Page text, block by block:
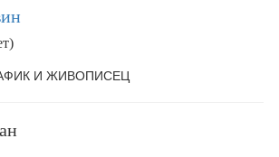
И ЖИВОПИСЕЦ